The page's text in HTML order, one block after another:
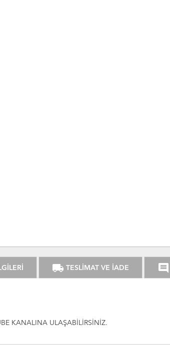
local_shipping TESLİMAT VE İADE comment
KANALINA ULAŞABİLİRSİNİZ.